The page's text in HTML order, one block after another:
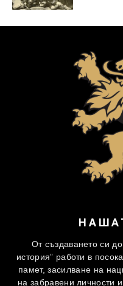
От създаването си
история” работи в
памет, засилване на
на забравени личности